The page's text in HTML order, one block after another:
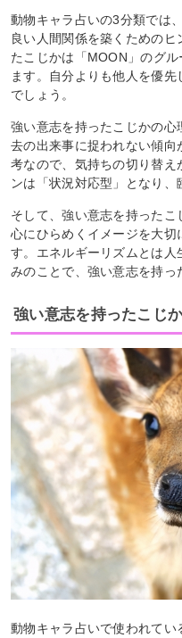
動物キャラ占いの3分類では
良い人間関係を築くための
たこじかは「MOON」のグ
ます。自分よりも他人を優
でしょう。
強い意志を持ったこじかの心
去の出来事に捉われない傾向
考なので、気持ちの切り替え
ンは「状況対応型」となり、
そして、強い意志を持ったこ
心にひらめくイメージを大切
す。エネルギーリズムとは
みのことで、強い意志を持っ
強い意志を持ったこじ
動物キャラ占いで使われて